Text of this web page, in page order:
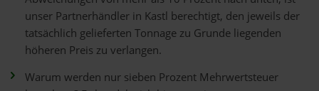
unser Partnerhändler in Kastl berechtigt, den jeweils der
tatsächlich gelieferten Tonnage zu Grunde liegenden
höheren Preis zu verlangen.
Warum werden nur sieben Prozent Mehrwertsteuer